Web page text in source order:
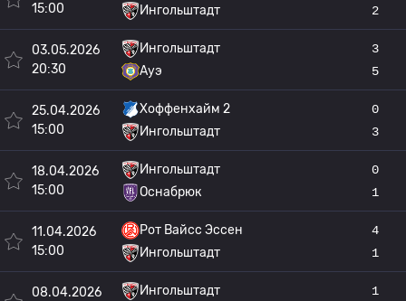
15:00
Ингольштадт
2
03.05.2026
20:30
Ингольштадт
Ауэ
3
5
25.04.2026
15:00
Хоффенхайм 2
Ингольштадт
0
3
18.04.2026
15:00
Ингольштадт
Оснабрюк
0
1
11.04.2026
15:00
Рот Вайсс Эссен
Ингольштадт
4
1
08.04.2026
Ингольштадт
1